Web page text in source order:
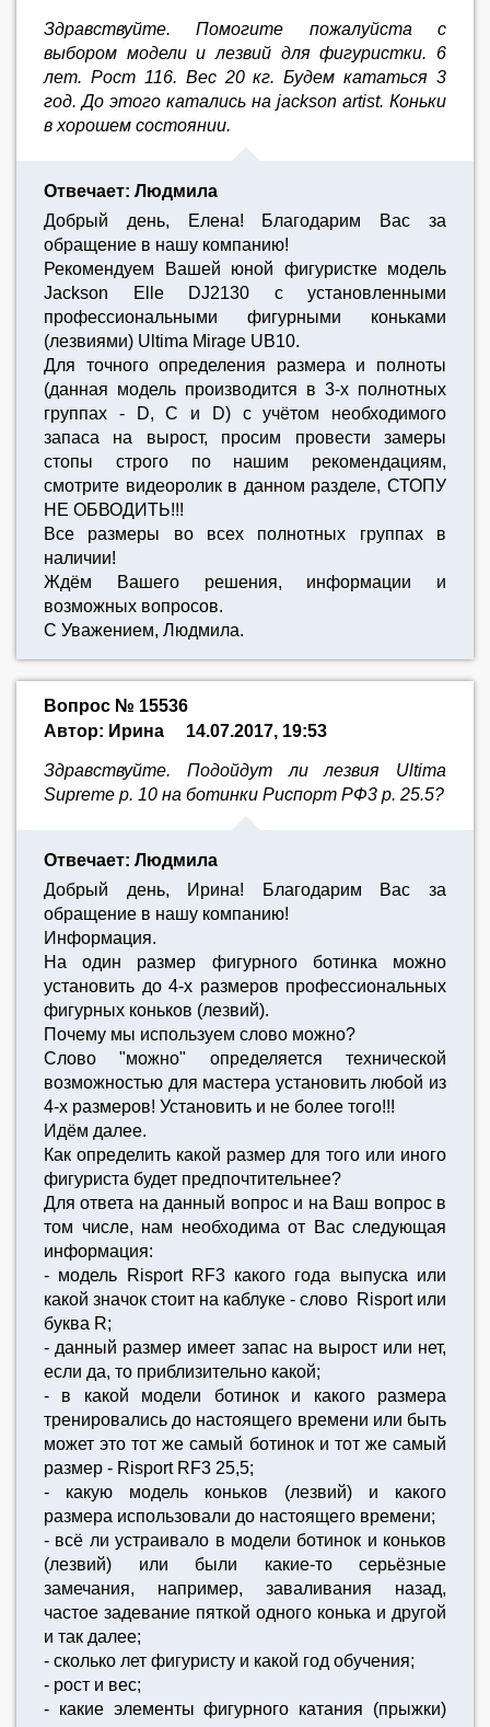
Здравствуйте. Помогите пожалуйста с
выбором модели и лезвий для фигуристки. 6
лет. Рост 116. Вес 20 кг. Будем кататься 3
год. До этого катались на jackson artist. Коньки
в хорошем состоянии.
Отвечает: Людмила
Добрый день, Елена! Благодарим Вас за
обращение в нашу компанию!
Рекомендуем Вашей юной фигуристке модель
Jackson Elle DJ2130 с установленными
профессиональными фигурными коньками
(лезвиями) Ultima Mirage UB10.
Для точного определения размера и полноты
(данная модель производится в 3-х полнотных
группах - D, C и D) с учётом необходимого
запаса на вырост, просим провести замеры
стопы строго по нашим рекомендациям,
смотрите видеоролик в данном разделе, СТОПУ
НЕ ОБВОДИТЬ!!!
Все размеры во всех полнотных группах в
наличии!
Ждём Вашего решения, информации и
возможных вопросов.
С Уважением, Людмила.
Вопрос № 15536
Автор: Ирина
14.07.2017, 19:53
Здравствуйте. Подойдут ли лезвия Ultima
Supreme р. 10 на ботинки Риспорт РФ3 р. 25.5?
Отвечает: Людмила
Добрый день, Ирина! Благодарим Вас за
обращение в нашу компанию!
Информация.
На один размер фигурного ботинка можно
установить до 4-х размеров профессиональных
фигурных коньков (лезвий).
Почему мы используем слово можно?
Слово "можно" определяется технической
возможностью для мастера установить любой из
4-х размеров! Установить и не более того!!!
Идём далее.
Как определить какой размер для того или иного
фигуриста будет предпочтительнее?
Для ответа на данный вопрос и на Ваш вопрос в
том числе, нам необходима от Вас следующая
информация:
- модель Risport RF3 какого года выпуска или
какой значок стоит на каблуке - слово Risport или
буква R;
- данный размер имеет запас на вырост или нет,
если да, то приблизительно какой;
- в какой модели ботинок и какого размера
тренировались до настоящего времени или быть
может это тот же самый ботинок и тот же самый
размер - Risport RF3 25,5;
- какую модель коньков (лезвий) и какого
размера использовали до настоящего времени;
- всё ли устраивало в модели ботинок и коньков
(лезвий) или были какие-то серьёзные
замечания, например, заваливания назад,
частое задевание пяткой одного конька и другой
и так далее;
- сколько лет фигуристу и какой год обучения;
- рост и вес;
- какие элементы фигурного катания (прыжки)